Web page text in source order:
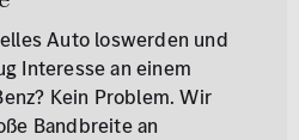
Auto loswerden und
Interesse an einem
Kein Problem. Wir
Bandbreite an